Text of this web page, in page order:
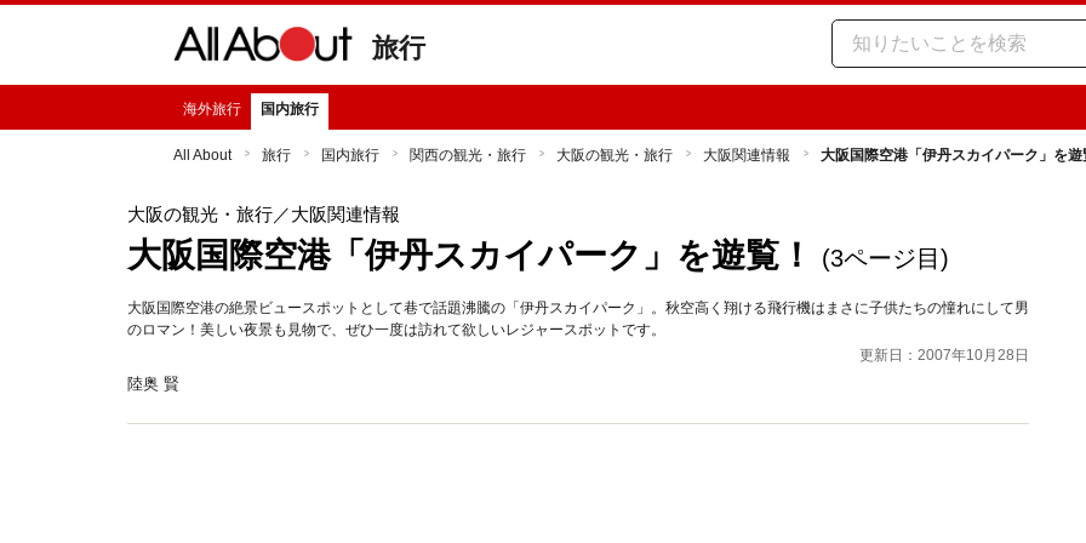
旅行
海外旅行 国内旅行
All About 旅行 国内旅行 関西の観光・旅行 大阪の観光・旅行 大阪関連情報 大阪国際空港「伊丹スカイパーク」を遊
大阪の観光・旅行／大阪関連情報
大阪国際空港「伊丹スカイパーク」を遊覧！ (3ページ目)
大阪国際空港の絶景ビュースポットとして巷で話題沸騰の「伊丹スカイパーク」。秋空高く翔ける飛行機はまさに子供たちの憧れにして男
のロマン！美しい夜景も見物で、ぜひ一度は訪れて欲しいレジャースポットです。
更新日：2007年10月28日
陸奥 賢